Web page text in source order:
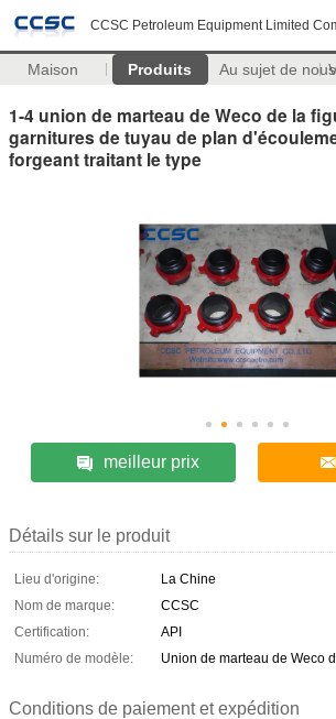
CCSC Petroleum Equipment Limited
Maison Produits Au sujet de nous
1-4 union de marteau de Weco de la
garnitures de tuyau de plan
forgeant traitant le type
meilleur prix
Détails sur le produit
Lieu d'origine:
La Chine
Nom de marque:
CCSC
Certification:
API
Numéro de modèle:
Union de marteau de Weco
Conditions de paiement et expédition